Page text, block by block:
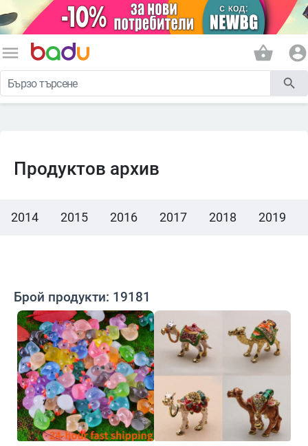
menu shopping_basket account_circle
search
Продуктов архив
2014 2015 2016 2017 2018 2019
Брой продукти: 19181